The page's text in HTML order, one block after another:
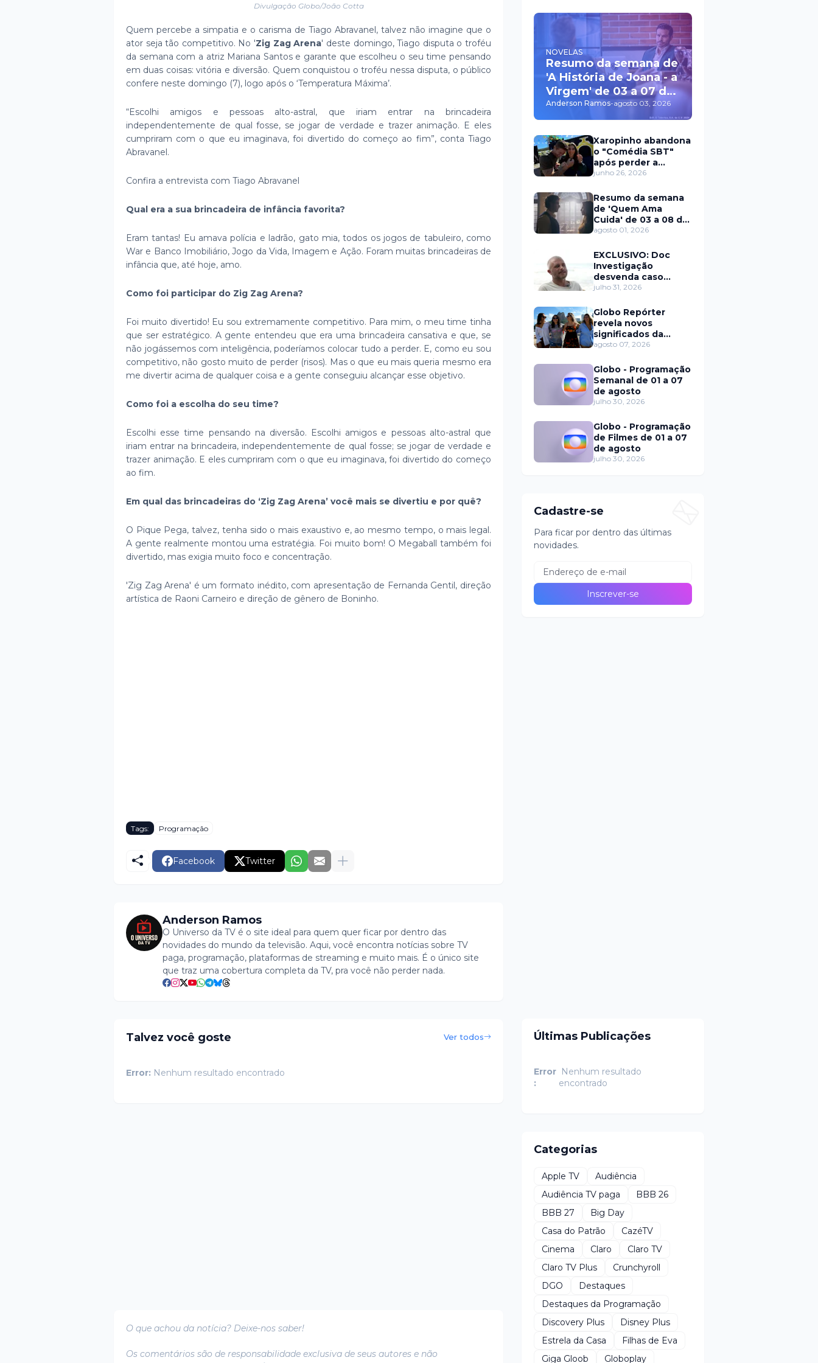
Divulgação Globo/João Cotta
Quem percebe a simpatia e o carisma de Tiago Abravanel, talvez não imagine que o
ator seja tão competitivo. No 'Zig Zag Arena' deste domingo, Tiago disputa o troféu
da semana com a atriz Mariana Santos e garante que escolheu o seu time pensando
em duas coisas: vitória e diversão. Quem conquistou o troféu nessa disputa, o público
confere neste domingo (7), logo após o ‘Temperatura Máxima’.
“Escolhi amigos e pessoas alto-astral, que iriam entrar na brincadeira
independentemente de qual fosse, se jogar de verdade e trazer animação. E eles
cumpriram com o que eu imaginava, foi divertido do começo ao fim”, conta Tiago
Abravanel.
Confira a entrevista com Tiago Abravanel
Qual era a sua brincadeira de infância favorita?
Eram tantas! Eu amava polícia e ladrão, gato mia, todos os jogos de tabuleiro, como
War e Banco Imobiliário, Jogo da Vida, Imagem e Ação. Foram muitas brincadeiras de
infância que, até hoje, amo.
Como foi participar do Zig Zag Arena?
Foi muito divertido! Eu sou extremamente competitivo. Para mim, o meu time tinha
que ser estratégico. A gente entendeu que era uma brincadeira cansativa e que, se
não jogássemos com inteligência, poderíamos colocar tudo a perder. E, como eu sou
competitivo, não gosto muito de perder (risos). Mas o que eu mais queria mesmo era
me divertir acima de qualquer coisa e a gente conseguiu alcançar esse objetivo.
Como foi a escolha do seu time?
Escolhi esse time pensando na diversão. Escolhi amigos e pessoas alto-astral que
iriam entrar na brincadeira, independentemente de qual fosse; se jogar de verdade e
trazer animação. E eles cumpriram com o que eu imaginava, foi divertido do começo
ao fim.
Em qual das brincadeiras do ‘Zig Zag Arena’ você mais se divertiu e por quê?
O Pique Pega, talvez, tenha sido o mais exaustivo e, ao mesmo tempo, o mais legal.
A gente realmente montou uma estratégia. Foi muito bom! O Megaball também foi
divertido, mas exigia muito foco e concentração.
'Zig Zag Arena' é um formato inédito, com apresentação de Fernanda Gentil, direção
artística de Raoni Carneiro e direção de gênero de Boninho.
Tags: Programação
Facebook Twitter
Anderson Ramos
O Universo da TV é o site ideal para quem quer ficar por dentro das
novidades do mundo da televisão. Aqui, você encontra notícias sobre TV
paga, programação, plataformas de streaming e muito mais. É o único site
que traz uma cobertura completa da TV, pra você não perder nada.
Talvez você goste Ver todos
Error: Nenhum resultado encontrado
O que achou da notícia? Deixe-nos saber!
Os comentários são de responsabilidade exclusiva de seus autores e não
NOVELAS
Resumo da semana de
'A História de Joana - a
Virgem' de 03 a 07 de
agosto
Anderson Ramos-agosto 03, 2026
Xaropinho abandona
o "Comédia SBT"
após perder a
paciência com Sarro
junho 26, 2026
Resumo da semana
de 'Quem Ama
Cuida' de 03 a 08 de
agosto
agosto 01, 2026
EXCLUSIVO: Doc
Investigação
desvenda caso
Eduardo Martins e
trás de fraude
internacional
julho 31, 2026
Globo Repórter
revela novos
significados da
solteirice no Brasil e
nos relacionamentos
agosto 07, 2026
Globo - Programação
Semanal de 01 a 07
de agosto
julho 30, 2026
Globo - Programação
de Filmes de 01 a 07
de agosto
julho 30, 2026
Cadastre-se
Para ficar por dentro das últimas
novidades.
Últimas Publicações
Error
:
Nenhum resultado
encontrado
Categorias
Apple TV
Audiência
Audiência TV paga
BBB 26
BBB 27
Big Day
Casa do Patrão
CazéTV
Cinema
Claro
Claro TV
Claro TV Plus
Crunchyroll
DGO
Destaques
Destaques da Programação
Discovery Plus
Disney Plus
Estrela da Casa
Filhas de Eva
Giga Gloob
Globoplay